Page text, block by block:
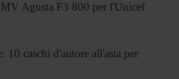
MV Agusta F3 800 per l'Unicef
10 caschi d'autore all'asta per